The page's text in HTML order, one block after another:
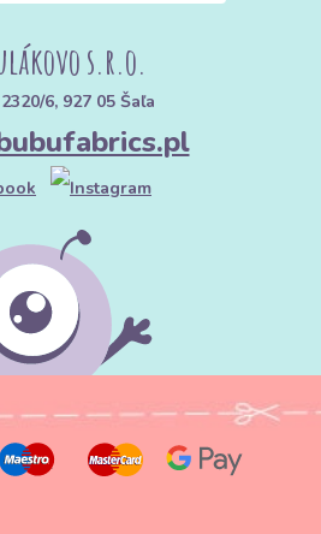
s.r.o.
6, 927 05 Šaľa